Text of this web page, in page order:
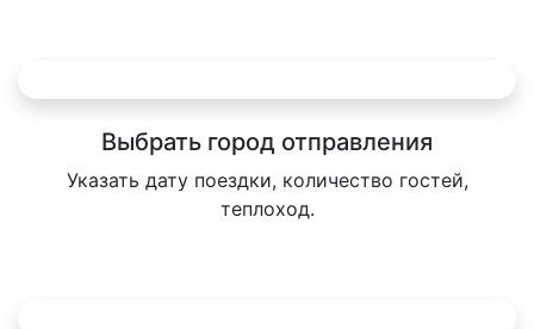
Выбрать город отправления
Указать дату поездки, количество гостей,
теплоход.